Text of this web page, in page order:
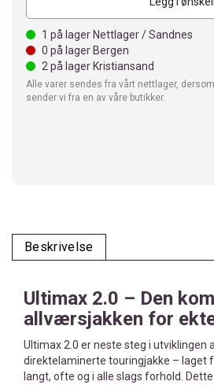
1 på lager Nettlager / Sandnes
0 på lager Bergen
2 på lager Kristiansand
Alle varer sendes fra vårt nettlager,
sender vi fra en av våre butikker.
Beskrivelse
Ultimax 2.0 – Den
allværsjakken for
Ultimax 2.0 er neste steg i utviklingen
direktelaminerte touringjakke – laget
langt, ofte og i alle slags forhold.